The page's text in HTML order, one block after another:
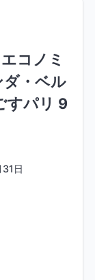
コノミ
ダ・ベル
すパリ 9
日